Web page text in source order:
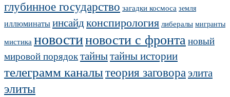
глубинное государство загадки космоса земля
иллюминатыинсайдконспирология либералы мигранты
мистика новостиновости с фронта новый
мировой порядоктайнытайны истории
телеграмм каналытеория заговораэлита
элиты